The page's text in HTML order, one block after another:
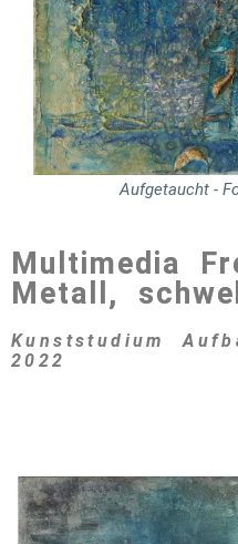
Aufgetaucht -
Multimedia
Metall,
Kunststudium
2022